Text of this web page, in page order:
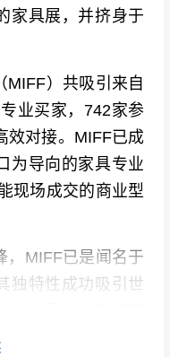
家具展，并挤身于
MIFF）共吸引来自
业买家，742家参
效对接。MIFF已成
为导向的家具专业
现场成交的商业型
，MIFF已是闻名于
独特性成功吸引世
也是国际业者进